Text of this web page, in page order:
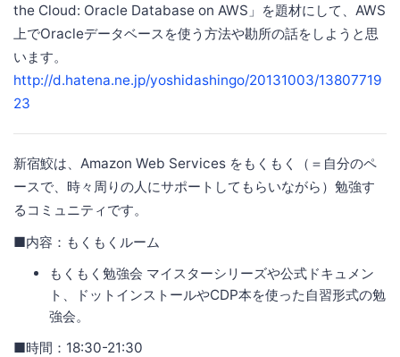
the Cloud: Oracle Database on AWS」を題材にして、AWS
上でOracleデータベースを使う方法や勘所の話をしようと思
います。
http://d.hatena.ne.jp/yoshidashingo/20131003/13807719
23
新宿鮫は、Amazon Web Services をもくもく（＝自分のペ
ースで、時々周りの人にサポートしてもらいながら）勉強す
るコミュニティです。
■内容：もくもくルーム
もくもく勉強会 マイスターシリーズや公式ドキュメン
ト、ドットインストールやCDP本を使った自習形式の勉
強会。
■時間：18:30-21:30